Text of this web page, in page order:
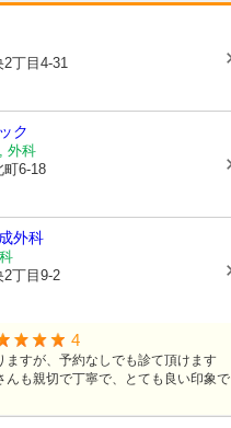
2丁目4-31
ク
外科
町6-18
外科
2丁目9-2
4
ますが、予約なしでも診て頂けます
んも親切で丁寧で、とても良い印象で